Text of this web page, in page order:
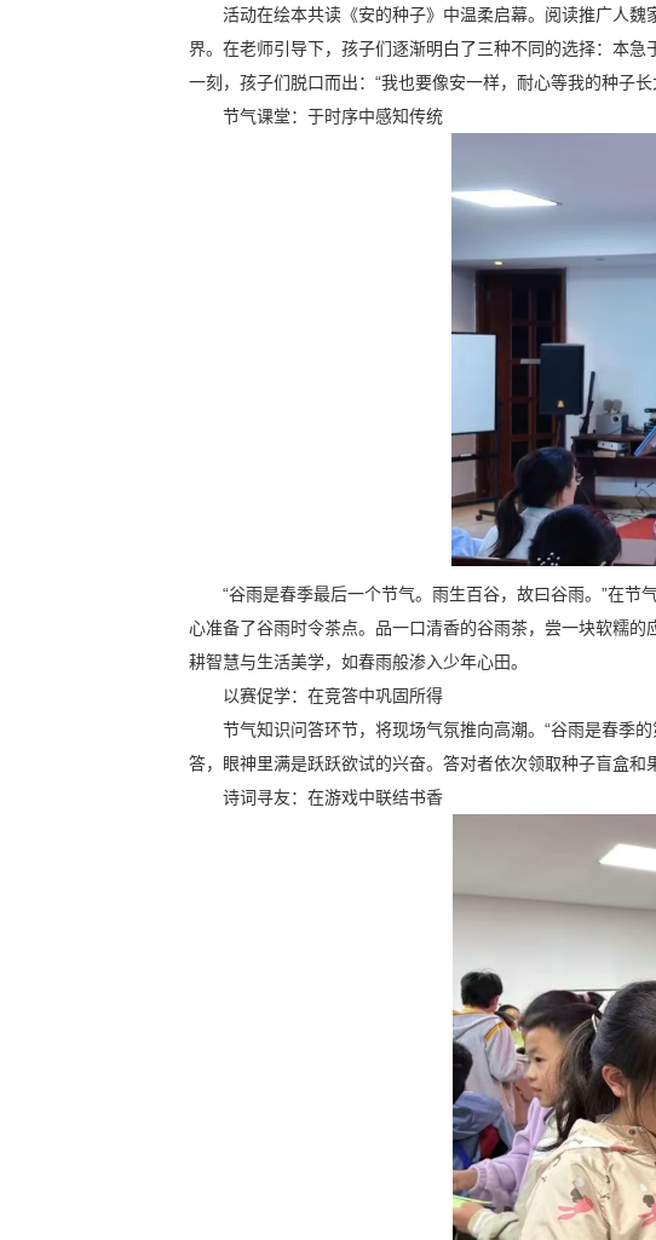
活动在绘本共读《安的种子》中温柔启幕。阅读推广人
界。在老师引导下，孩子们逐渐明白了三种不同的选择：本
一刻，孩子们脱口而出：“我也要像安一样，耐心等我的种子
节气课堂：于时序中感知传统
“谷雨是春季最后一个节气。雨生百谷，故曰谷雨。”在
心准备了谷雨时令茶点。品一口清香的谷雨茶，尝一块软糯
耕智慧与生活美学，如春雨般渗入少年心田。
以赛促学：在竞答中巩固所得
节气知识问答环节，将现场气氛推向高潮。“谷雨是春季
答，眼神里满是跃跃欲试的兴奋。答对者依次领取种子盲盒
诗词寻友：在游戏中联结书香